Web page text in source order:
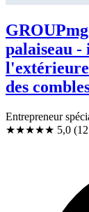
palaiseau
des
Entrepreneur
★★★★★ 5,0